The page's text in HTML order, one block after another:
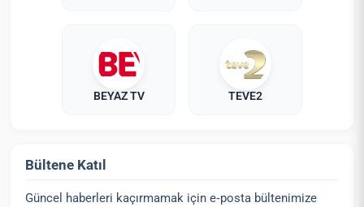
BEYAZ TV TEVE2
Bültene Katıl
Güncel haberleri kaçırmamak için e‑posta bültenimize